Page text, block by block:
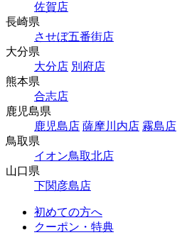
佐賀店
長崎県
させぼ五番街店
大分県
大分店 別府店
熊本県
合志店
鹿児島県
鹿児島店 薩摩川内店 霧島店
鳥取県
イオン鳥取北店
山口県
下関彦島店
初めての方へ
クーポン・特典